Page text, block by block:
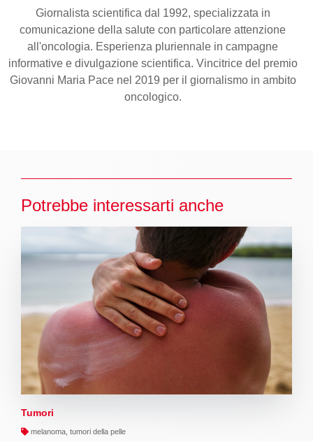
Giornalista scientifica dal 1992, specializzata in
comunicazione della salute con particolare attenzione
all'oncologia. Esperienza pluriennale in campagne
informative e divulgazione scientifica. Vincitrice del premio
Giovanni Maria Pace nel 2019 per il giornalismo in ambito
oncologico.
Potrebbe interessarti anche
Tumori
melanoma, tumori della pelle